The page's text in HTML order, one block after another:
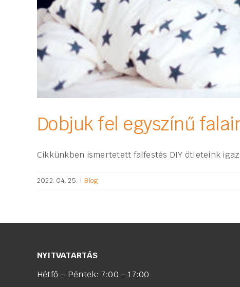
Dobjuk fel egyszínű
Cikkünkben ismertetett falfestés DIY ötleteink
2022. 04. 25. | Blog
NYITVATARTÁS
Hétfő – Péntek: 7:00 – 17:00